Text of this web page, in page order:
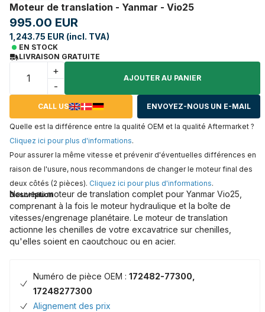
Moteur de translation - Yanmar - Vio25
995.00 EUR
1,243.75 EUR (incl. TVA)
EN STOCK
LIVRAISON GRATUITE
+
-
AJOUTER AU PANIER
CALL US ENVOYEZ-NOUS UN E-MAIL
Quelle est la différence entre la qualité OEM et la qualité Aftermarket ?
Cliquez ici pour plus d'informations.
Pour assurer la même vitesse et prévenir d'éventuelles différences en
raison de l'usure, nous recommandons de changer le moteur final des
deux côtés (2 pièces). Cliquez ici pour plus d'informations.
Description
Nouveau moteur de translation complet pour Yanmar Vio25,
comprenant à la fois le moteur hydraulique et la boîte de
vitesses/engrenage planétaire. Le moteur de translation
actionne les chenilles de votre excavatrice sur chenilles,
qu'elles soient en caoutchouc ou en acier.
Numéro de pièce OEM : 172482-77300,
17248277300
Alignement des prix